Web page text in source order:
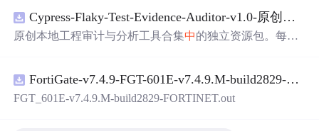
README、运行说明、功能清单、MIT License及原创与授
权声明。解压后进入project目录，执行npm test验证算法，
目源码、Logo、官方截图、论文、生产日志或其他受限素
材。适合前端开发、AI应用工程、测试审计和课程实践。
Cypress-Flaky-Test-Evidence-Auditor-v1.0-原创源码与文档.zip
原创本地工程审计与分析工具合集中的独立资源包。每个
README、运行说明、功能清单、MIT License及原创与授
权声明。解压后进入project目录，执行npm test验证算法，
FortiGate-v7.4.9-FGT-601E-v7.4.9.M-build2829-FORTINET.out
FGT_601E-v7.4.9.M-build2829-FORTINET.out